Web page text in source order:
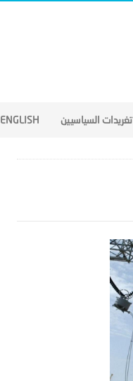
تغريدات السياسيين ENGLISH